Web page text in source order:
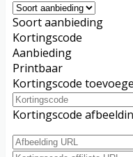
Soort aanbieding
Kortingscode
Aanbieding
Printbaar
Kortingscode
Kortingscode